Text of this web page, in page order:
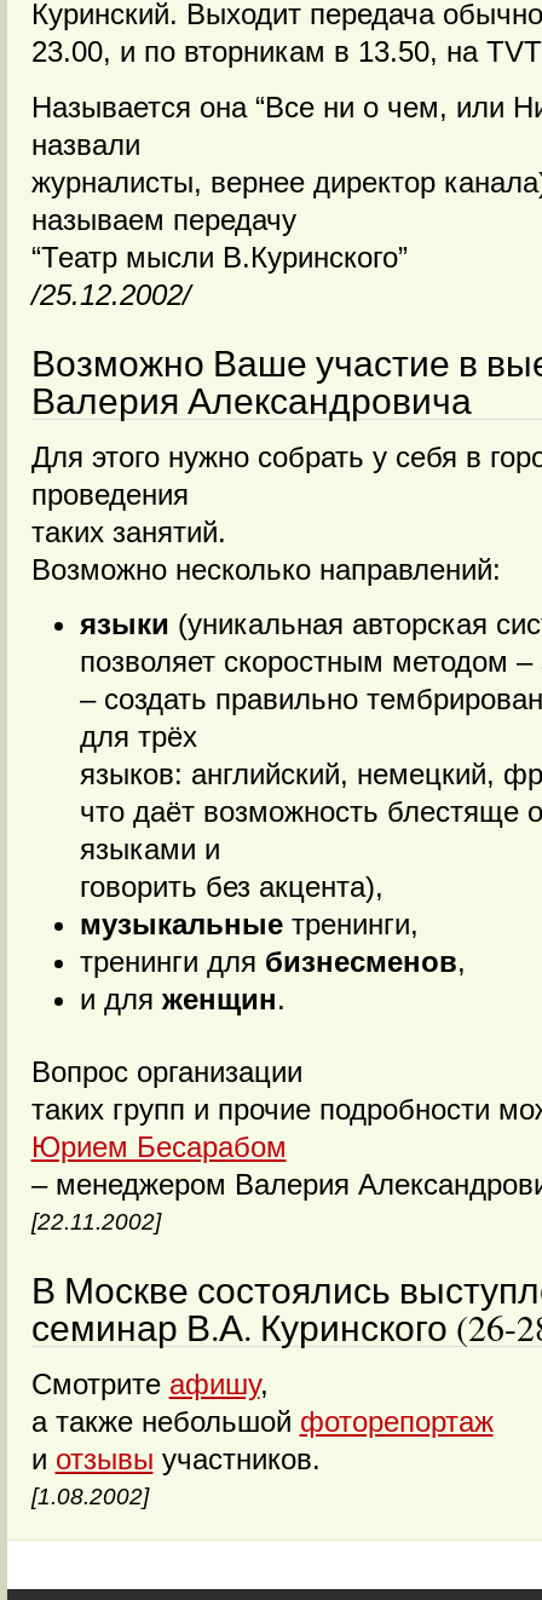
Куринский. Выходит передача
23.00, и по вторникам в 13.50, на
Называется она “Все ни о чем, или
назвали
журналисты, вернее директор
называем передачу
“Театр мысли В.Куринского”
/25.12.2002/
Возможно Ваше участие в
Валерия Александровича
Для этого нужно собрать у себя в
проведения
таких занятий.
Возможно несколько направлений:
языки (уникальная авторская
позволяет скоростным методом –
– создать правильно
для трёх
языков: английский, немецкий,
что даёт возможность блестяще
языками и
говорить без акцента),
музыкальныетренинги,
тренинги для бизнесменов,
и для женщин.
Вопрос организации
таких групп и прочие подробности
Юрием Бесарабом
– менеджером Валерия
[22.11.2002]
В Москве состоялись
семинар В.А. Куринского (26-
Смотрите афишу,
а также небольшой фоторепортаж
и отзывы участников.
[1.08.2002]